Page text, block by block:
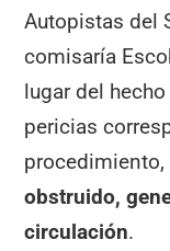
Autopistas del
comisaría
lugar del
pericias
procedimiento,
obstruido,
circulación.